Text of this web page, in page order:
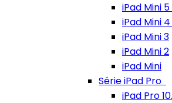
iPad Mini
iPad Mini
iPad Mini 3
iPad Mini 2
iPad Mini
Série iPad Pro
iPad Pro